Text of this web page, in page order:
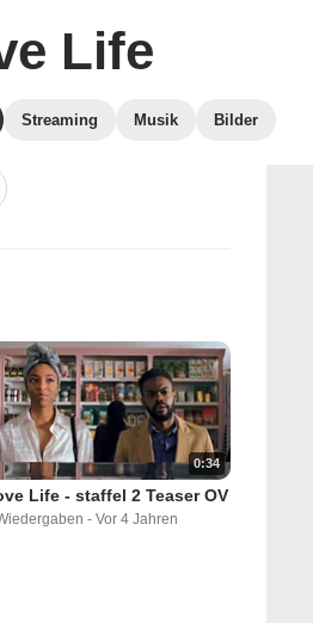
Life
Streaming Musik Bilder
0:34
Life - staffel 2 Teaser OV
-Vor 4 Jahren